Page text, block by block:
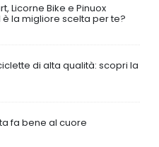
Licorne Bike e Pinuox
è la migliore scelta per te?
di alta qualità: scopri la
fa bene al cuore